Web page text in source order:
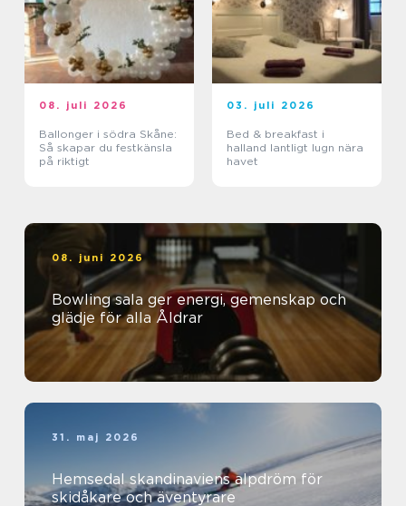
08. juli 2026
Ballonger i södra Skåne:
Så skapar du festkänsla
på riktigt
03. juli 2026
Bed & breakfast i
halland lantligt lugn nära
havet
08. juni 2026
Bowling sala ger energi, gemenskap och
glädje för alla Åldrar
31. maj 2026
Hemsedal skandinaviens alpdröm för
skidåkare och äventyrare